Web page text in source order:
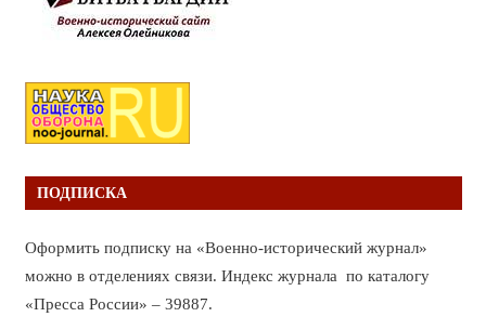
ПОДПИСКА
Оформить подписку на «Военно-исторический журнал»
можно в отделениях связи. Индекс журнала по каталогу
«Пресса России» – 39887.